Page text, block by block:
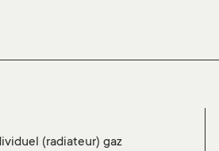
chauffage individuel (radiateur) gaz